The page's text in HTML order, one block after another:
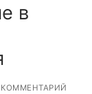
в
КОММЕНТАРИЙ